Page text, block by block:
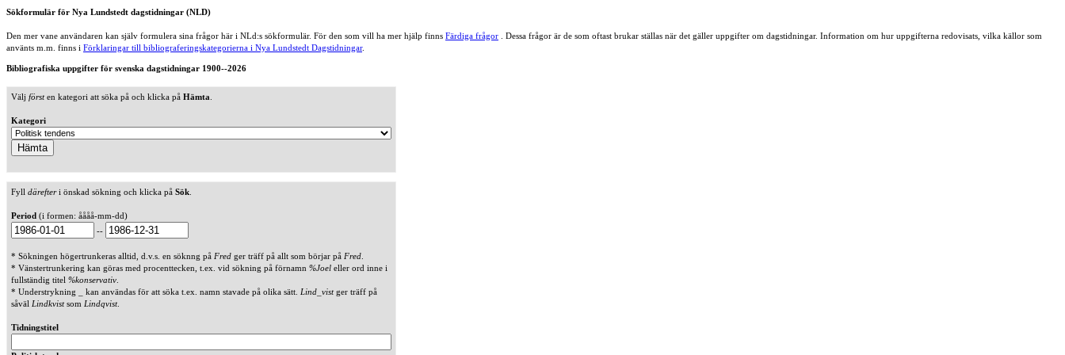
Sökformulär för Nya Lundstedt dagstidningar (NLD)
Den mer vane användaren kan själv formulera sina frågor här i NLd:s sökformulär. För den som vill ha mer hjälp finns Färdiga frågor . Dessa frågor är de som oftast brukar ställas när det gäller uppgifter om dagstidningar. Information om hur uppgifterna redovisats, vilka källor som
använts m.m. finns i Förklaringar till bibliograferingskategorierna i Nya Lundstedt Dagstidningar.
Bibliografiska uppgifter för svenska dagstidningar 1900--2026
Välj försten kategori att söka på och klicka på Hämta
Kategori
Fyll därefteri önskad sökning och klicka på Sök
Period (i formen: åååå-mm-dd)
--
* Sökningen högertrunkeras alltid, d.v.s. en söknng på Fred ger träff på allt som börjar på Fred
* Vänstertrunkering kan göras med procenttecken, t.ex. vid sökning på förnamn %Joel eller ord inne i
fullständig titel %konservativ
* Understrykning _ kan användas för att söka t.ex. namn stavade på olika sätt. Lind_vistger träff på
såväl Lindkvistsom Lindqvist.
Tidningstitel